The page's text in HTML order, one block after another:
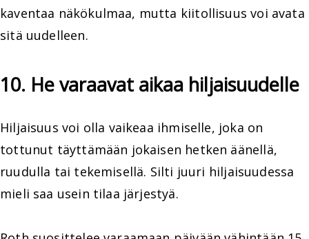
kaventaa näkökulmaa, mutta kiitollisuus voi avata
sitä uudelleen.
10. He varaavat aikaa hiljaisuudelle
Hiljaisuus voi olla vaikeaa ihmiselle, joka on
tottunut täyttämään jokaisen hetken äänellä,
ruudulla tai tekemisellä. Silti juuri hiljaisuudessa
mieli saa usein tilaa järjestyä.